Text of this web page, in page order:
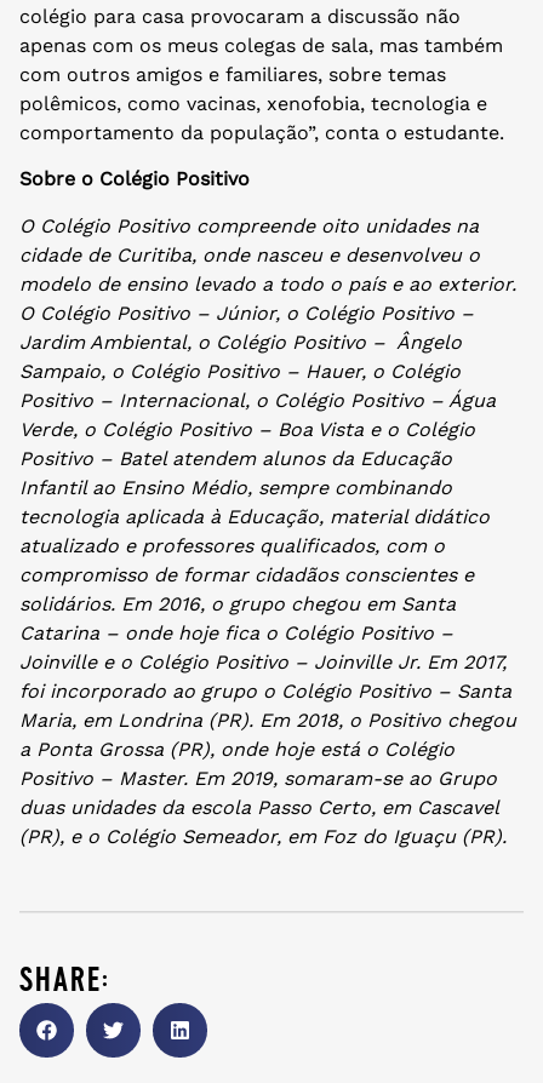
colégio para casa provocaram a discussão não
apenas com os meus colegas de sala, mas também
com outros amigos e familiares, sobre temas
polêmicos, como vacinas, xenofobia, tecnologia e
comportamento da população”, conta o estudante.
Sobre o Colégio Positivo
O Colégio Positivo compreende oito unidades na
cidade de Curitiba, onde nasceu e desenvolveu o
modelo de ensino levado a todo o país e ao exterior.
O Colégio Positivo – Júnior, o Colégio Positivo –
Jardim Ambiental, o Colégio Positivo – Ângelo
Sampaio, o Colégio Positivo – Hauer, o Colégio
Positivo – Internacional, o Colégio Positivo – Água
Verde, o Colégio Positivo – Boa Vista e o Colégio
Positivo – Batel atendem alunos da Educação
Infantil ao Ensino Médio, sempre combinando
tecnologia aplicada à Educação, material didático
atualizado e professores qualificados, com o
compromisso de formar cidadãos conscientes e
solidários. Em 2016, o grupo chegou em Santa
Catarina – onde hoje fica o Colégio Positivo –
Joinville e o Colégio Positivo – Joinville Jr. Em 2017,
foi incorporado ao grupo o Colégio Positivo – Santa
Maria, em Londrina (PR). Em 2018, o Positivo chegou
a Ponta Grossa (PR), onde hoje está o Colégio
Positivo – Master. Em 2019, somaram-se ao Grupo
duas unidades da escola Passo Certo, em Cascavel
(PR), e o Colégio Semeador, em Foz do Iguaçu (PR).
share: